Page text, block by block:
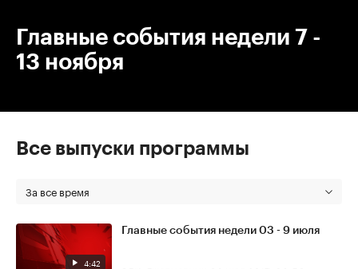
Главные события недели 7 -
13 ноября
Все выпуски программы
За все время
4:42
Главные события недели 03 - 9 июля